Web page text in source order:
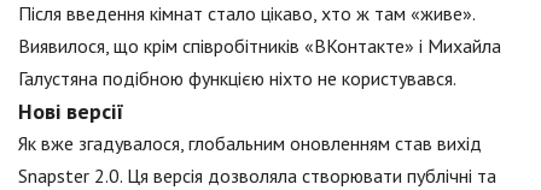
Після введення кімнат стало цікаво, хто ж там «живе».
Виявилося, що крім співробітників «ВКонтакте» і Михайла
Галустяна подібною функцією ніхто не користувався.
Нові версії
Як вже згадувалося, глобальним оновленням став вихід
Snapster 2.0. Ця версія дозволяла створювати публічні та